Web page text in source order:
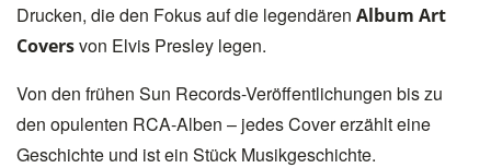
Drucken, die den Fokus auf die legendären Album Art
Coversvon Elvis Presley legen.
Von den frühen Sun Records-Veröffentlichungen bis zu
den opulenten RCA-Alben – jedes Cover erzählt eine
Geschichte und ist ein Stück Musikgeschichte.